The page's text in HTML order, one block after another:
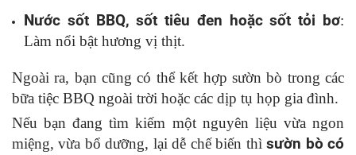
Nước sốt BBQ, sốt tiêu đen hoặc sốt tỏi bơ:
Làm nổi bật hương vị thịt.
Ngoài ra, bạn cũng có thể kết hợp sườn bò trong các
bữa tiệc BBQ ngoài trời hoặc các dịp tụ họp gia đình.
Nếu bạn đang tìm kiếm một nguyên liệu vừa ngon
miệng, vừa bổ dưỡng, lại dễ chế biến thìsườn bò có